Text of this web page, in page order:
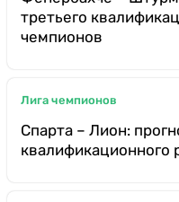
третьего
чемпионов
Лига чемпионов
Спарта – Лион:
квалификационного